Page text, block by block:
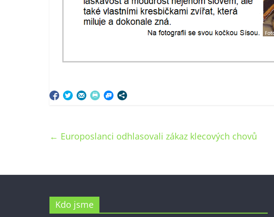
← Europoslanci odhlasovali zákaz klecových chovů
Kdo jsme